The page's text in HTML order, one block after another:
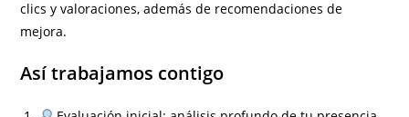
clics y valoraciones, además de recomendaciones de
mejora.
Así trabajamos contigo